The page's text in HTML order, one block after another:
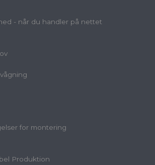
- når du handler på nettet
for montering
Produktion